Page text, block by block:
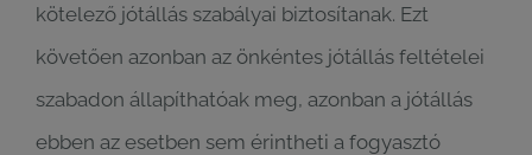
kötelező jótállás szabályai biztosítanak. Ezt
követően azonban az önkéntes jótállás feltételei
szabadon állapíthatóak meg, azonban a jótállás
ebben az esetben sem érintheti a fogyasztó